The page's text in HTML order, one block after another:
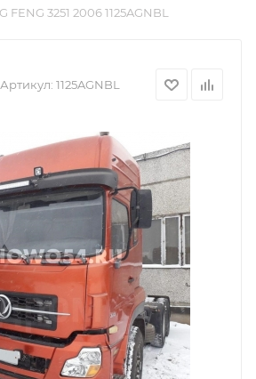
3251 2006 1125AGNBL
Артикул: 1125AGNBL